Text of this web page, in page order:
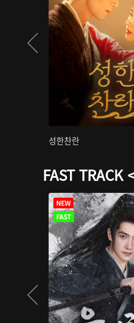
성한찬란
FAST TRACK